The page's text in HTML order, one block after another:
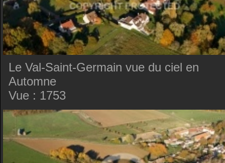
Le Val-Saint-Germain vue du ciel en
Automne
Vue : 1753